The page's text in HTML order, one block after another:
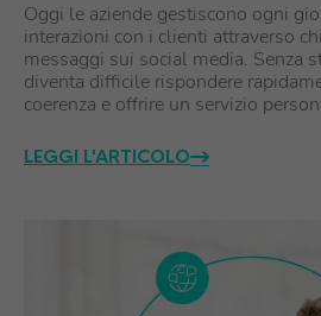
Oggi le aziende gestiscono ogni
interazioni con i clienti attraverso
messaggi sui social media. Senza
diventa difficile rispondere
coerenza e offrire un servizio
LEGGI L'ARTICOLO